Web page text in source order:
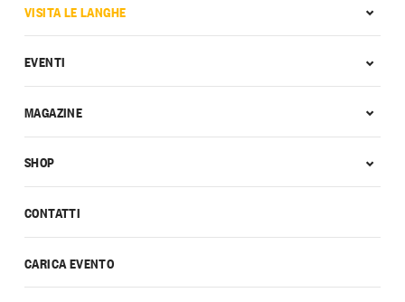
CONTATTI
CARICA EVENTO
VISITA LE LANGHE
EVENTI
MAGAZINE
SHOP